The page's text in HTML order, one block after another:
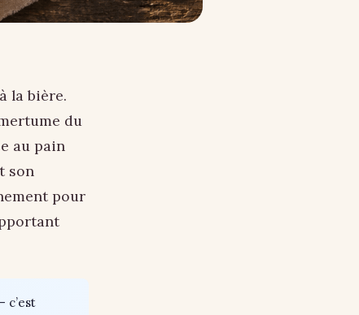
la bière.
du
au pain
son
pour
c’est